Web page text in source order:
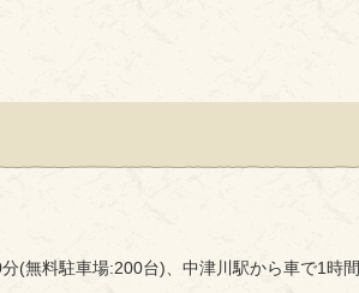
(無料駐車場:200台)、中津川駅から車で1時間